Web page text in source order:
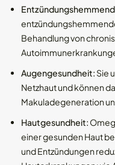
Behandlung von
Augengesundheit: Sie
Netzhaut und können
Makuladegeneration
Hautgesundheit:
einer gesunden Haut
und Entzündungen